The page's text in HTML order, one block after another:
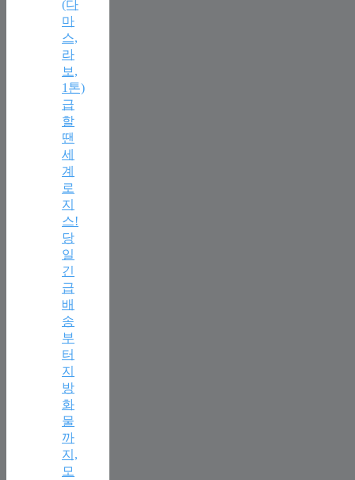
(다
마
스,
라
보,
1톤)
급
할
땐
세
계
로
지
스!
당
일
긴
급
배
송
부
터
지
방
화
물
까
지,
모